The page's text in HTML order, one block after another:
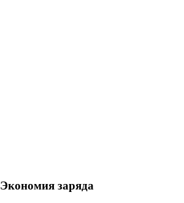
Экономия заряда